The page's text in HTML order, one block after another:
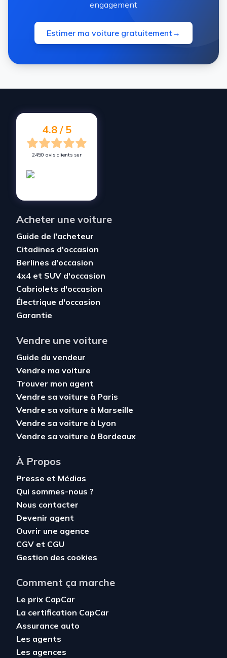
engagement
Estimer ma voiture gratuitement →
4.8 / 5
2450 avis clients sur
Acheter une voiture
Guide de l'acheteur
Citadines d'occasion
Berlines d'occasion
4x4 et SUV d'occasion
Cabriolets d'occasion
Électrique d'occasion
Garantie
Vendre une voiture
Guide du vendeur
Vendre ma voiture
Trouver mon agent
Vendre sa voiture à Paris
Vendre sa voiture à Marseille
Vendre sa voiture à Lyon
Vendre sa voiture à Bordeaux
À Propos
Presse et Médias
Qui sommes-nous ?
Nous contacter
Devenir agent
Ouvrir une agence
CGV et CGU
Gestion des cookies
Comment ça marche
Le prix CapCar
La certification CapCar
Assurance auto
Les agents
Les agences